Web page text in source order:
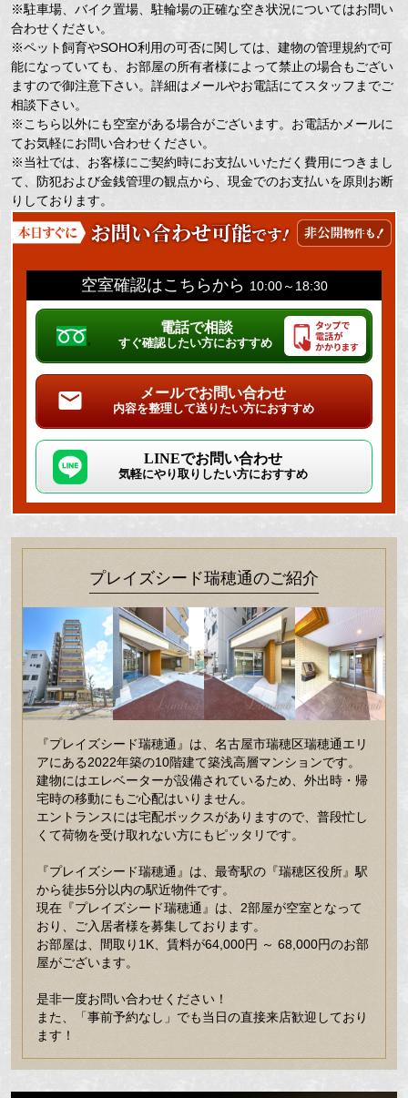
※駐車場、バイク置場、駐輪場の正確な空き状況についてはお問い
合わせください。
※ペット飼育やSOHO利用の可否に関しては、建物の管理規約で可
能になっていても、お部屋の所有者様によって禁止の場合もござい
ますので御注意下さい。詳細はメールやお電話にてスタッフまでご
相談下さい。
※こちら以外にも空室がある場合がございます。お電話かメールに
てお気軽にお問い合わせください。
※当社では、お客様にご契約時にお支払いいただく費用につきまし
て、防犯および金銭管理の観点から、現金でのお支払いを原則お断
りしております。
空室確認はこちらから 10:00～18:30
電話で相談
すぐ確認したい方におすすめ
メールでお問い合わせ
内容を整理して送りたい方におすすめ
LINEでお問い合わせ
気軽にやり取りしたい方におすすめ
プレイズシード瑞穂通のご紹介
『プレイズシード瑞穂通』は、名古屋市瑞穂区瑞穂通エリ
アにある2022年築の10階建て築浅高層マンションです。
建物にはエレベーターが設備されているため、外出時・帰
宅時の移動にもご心配はいりません。
エントランスには宅配ボックスがありますので、普段忙し
くて荷物を受け取れない方にもピッタリです。
『プレイズシード瑞穂通』は、最寄駅の『瑞穂区役所』駅
から徒歩5分以内の駅近物件です。
現在『プレイズシード瑞穂通』は、2部屋が空室となって
おり、ご入居者様を募集しております。
お部屋は、間取り1K、賃料が64,000円 ～ 68,000円のお部
屋がございます。
是非一度お問い合わせください！
また、「事前予約なし」でも当日の直接来店歓迎しており
ます！